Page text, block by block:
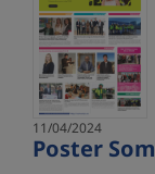
11/04/2024
Poster